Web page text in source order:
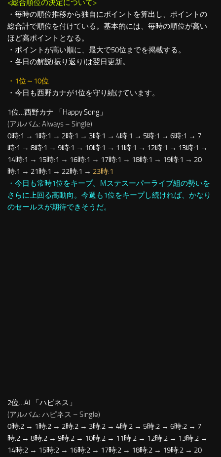
<総合順位の決定について>
・毎時の順位推移から独自にポイントを算出し、ポイントの
総合計で順位を付けている。基本的には、毎時の順位が高い
ほど高ポイントとなる。
・ポイントが高い順に、最大で50位までを掲載する。
・各日の解説(振り返り)は翌日更新。
・1位～10位
・今日も西野カナが1位を守り続けています。
1位…西野カナ 「Happy Song」
(アルバム: Always – Single)
0時:1 → 1時:1 → 2時:1 → 3時:1 → 4時:1 → 5時:1 → 6時:1 → 7
時:1 → 8時:1 → 9時:1 → 10時:1 → 11時:1 → 12時:1 → 13時:1 →
14時:1 → 15時:1 → 16時:1 → 17時:1 → 18時:1 → 19時:1 → 20
時:1 → 21時:1 → 22時:1 → 23時:1
・今日も常時1位をキープ。Mステスーパーライブ組の勢いを
さらに上回る高動向。今週も1位をキープし続ければ、かなり
のセールスが期待できそうだ。
2位…AI 「ハピネス」
(アルバム: ハピネス – Single)
0時:2 → 1時:2 → 2時:2 → 3時:2 → 4時:2 → 5時:2 → 6時:2 → 7
時:2 → 8時:2 → 9時:2 → 10時:2 → 11時:2 → 12時:2 → 13時:2 →
14時:2 → 15時:2 → 16時:2 → 17時:2 → 18時:2 → 19時:2 → 20